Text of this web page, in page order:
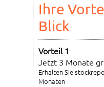
Ihre
Blick
Vorteil 1
Jetzt 3 Monate
Erhalten Sie
Monaten